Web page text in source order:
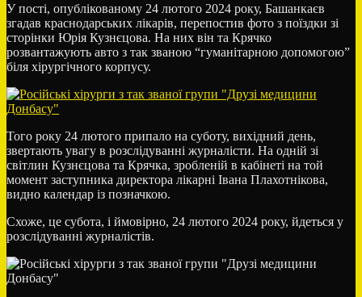
У пості, опублікованому 24 лютого 2024 року, Башанкаєв
згадав краснодарських лікарів, перепостив фото з поїздки зі
сторінки Юрія Кузнєцова. На них він та Крячко
розвантажують авто з так званою “гуманітарною допомогою”
біля хірургічного корпусу.
Того року 24 лютого припало на суботу, вихідний день,
звертають увагу в розслідуванні журналісти. На одній зі
світлин Кузнєцова та Крячка, зробленій в кабінеті на той
момент заступника директора лікарні Івана Плахотнікова,
видно календар із позначкою.
Схоже, це субота, і ймовірно, 24 лютого 2024 року, йдеться у
розслідуванні журналістів.